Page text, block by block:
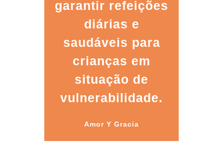
garantir refeições
diárias e
saudáveis para
crianças em
situação de
vulnerabilidade.
Amor Y Gracia